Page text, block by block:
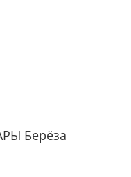
Берёза